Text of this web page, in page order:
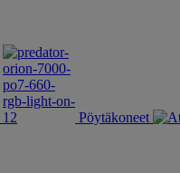
Pöytäkoneet